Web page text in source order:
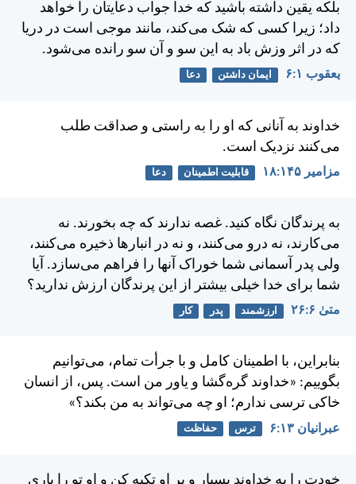
بلكه يقين داشته باشيد كه خدا جواب دعايتان را خواهد
داد؛ زيرا كسی كه شک می‌كند، مانند موجی است در دريا
كه در اثر وزش باد به اين سو و آن سو رانده می‌شود.
يعقوب ۱:‏۶ ایمان داشتن دعا
خداوند به آنانی كه او را به راستی و صداقت طلب
می‌كنند نزديک است.
مزامير ۱۴۵:‏۱۸ قابلیت اطمینان دعا
به پرندگان نگاه كنيد. غصه ندارند كه چه بخورند. نه
می‌كارند، نه درو می‌كنند، و نه در انبارها ذخيره می‌كنند،
ولی پدر آسمانی شما خوراک آنها را فراهم می‌سازد. آيا
شما برای خدا خيلی بيشتر از اين پرندگان ارزش نداريد؟
متی‌ٰ ۶:‏۲۶ ارزشمند پدر کار
بنابراين، با اطمينان كامل و با جرأت تمام، می‌توانيم
بگوييم: «خداوند گره‌گشا و ياور من است. پس، از انسان
خاكی ترسی ندارم؛ او چه می‌تواند به من بكند؟»
عبرانيان ۱۳:‏۶ ترس حفاظت
خودت را به خداوند بسپار و بر او تكيه كن و او تو را ياری